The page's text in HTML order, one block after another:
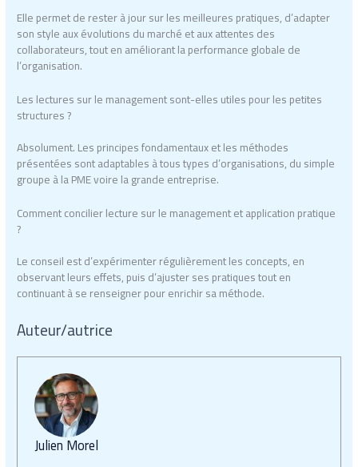
Elle permet de rester à jour sur les meilleures pratiques, d’adapter
son style aux évolutions du marché et aux attentes des
collaborateurs, tout en améliorant la performance globale de
l’organisation.
Les lectures sur le management sont-elles utiles pour les petites
structures ?
Absolument. Les principes fondamentaux et les méthodes
présentées sont adaptables à tous types d’organisations, du simple
groupe à la PME voire la grande entreprise.
Comment concilier lecture sur le management et application pratique
?
Le conseil est d’expérimenter régulièrement les concepts, en
observant leurs effets, puis d’ajuster ses pratiques tout en
continuant à se renseigner pour enrichir sa méthode.
Auteur/autrice
Julien Morel